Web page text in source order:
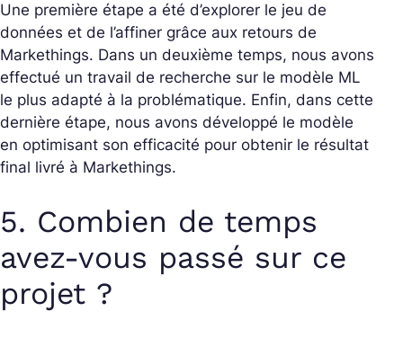
Une première étape a été d’explorer le jeu de
données et de l’affiner grâce aux retours de
Markethings. Dans un deuxième temps, nous avons
effectué un travail de recherche sur le modèle ML
le plus adapté à la problématique. Enfin, dans cette
dernière étape, nous avons développé le modèle
en optimisant son efficacité pour obtenir le résultat
final livré à Markethings.
5. Combien de temps
avez-vous passé sur ce
projet ?